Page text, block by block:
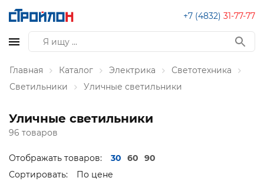
+7 (4832) 31-77-77
Главная Каталог Электрика
Светотехника
Светильники
Уличные светильники
Уличные светильники
96 товаров
Отображать товаров: 30 60
90
Сортировать:
По цене